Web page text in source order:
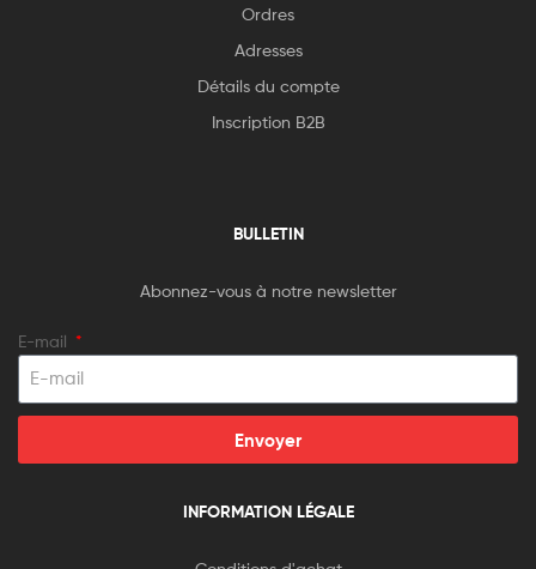
Ordres
Adresses
Détails du compte
Inscription B2B
BULLETIN
Abonnez-vous à notre newsletter
E-mail
Envoyer
INFORMATION LÉGALE